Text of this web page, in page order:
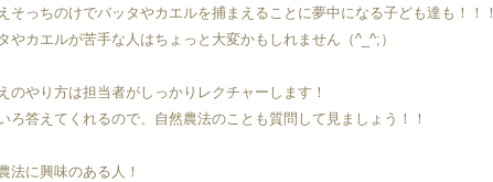
そっちのけでバッタやカエルを捕まえることに夢中になる子ども達も！！！
やカエルが苦手な人はちょっと大変かもしれません（^_^;）
のやり方は担当者がしっかりレクチャーします！
ろ答えてくれるので、自然農法のことも質問して見ましょう！！
法に興味のある人！